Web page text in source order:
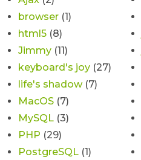
browser (1)
html5 (8)
Jimmy (11)
keyboard's joy (27)
life's shadow(7)
MacOS (7)
MySQL (3)
PHP (29)
PostgreSQL (1)